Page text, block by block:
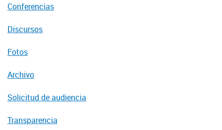
Conferencias
Discursos
Fotos
Archivo
Solicitud de audiencia
Transparencia